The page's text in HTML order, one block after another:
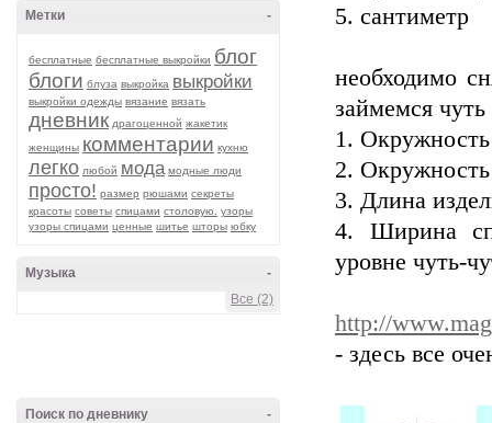
-
Метки
бесплатные бесплатные выкройки блог
блоги блуза выкройка выкройки
выкройки одежды вязание вязать
дневник драгоценной жакетик
женщины комментарии кухню
легко любой мода модные люди
просто! размер рюшами секреты
красоты советы спицами столовую.
узоры
узоры спицами ценные шитье шторы юбку
-
Музыка
Все (2)
-
Поиск по дневнику
5. сантиметр
необходимо
займемся
1. Окружность
2.
3. Длина
4. Ширина
уровне чуть-
http://
- здесь все